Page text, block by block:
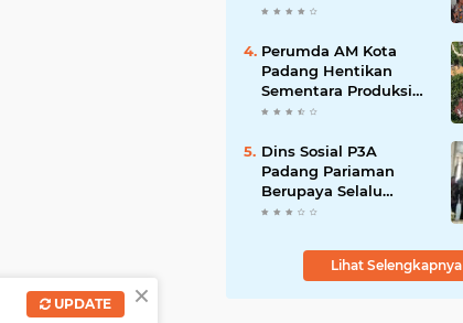
Sambangi PWI Kota
Perumda AM Kota
Padang Hentikan
Sementara Produksi
Akibat Air Keruh
Dins Sosial P3A
Padang Pariaman
Berupaya Selalu
Menyelesaikan
Masyarakat
Lihat Selengkapnya
×
UPDATE